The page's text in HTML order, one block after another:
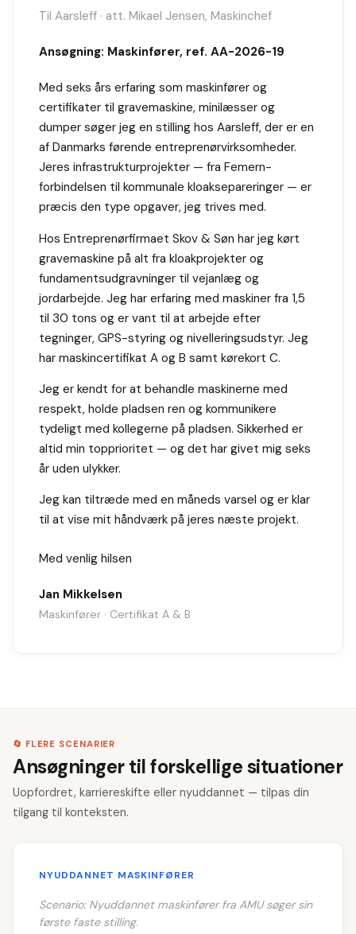
Til Aarsleff · att. Mikael Jensen, Maskinchef
Ansøgning: Maskinfører, ref. AA-2026-19
Med seks års erfaring som maskinfører og
certifikater til gravemaskine, minilæsser og
dumper søger jeg en stilling hos Aarsleff, der er en
af Danmarks førende entreprenørvirksomheder.
Jeres infrastrukturprojekter — fra Femern-
forbindelsen til kommunale kloaksepareringer — er
præcis den type opgaver, jeg trives med.
Hos Entreprenørfirmaet Skov & Søn har jeg kørt
gravemaskine på alt fra kloakprojekter og
fundamentsudgravninger til vejanlæg og
jordarbejde. Jeg har erfaring med maskiner fra 1,5
til 30 tons og er vant til at arbejde efter
tegninger, GPS-styring og nivelleringsudstyr. Jeg
har maskincertifikat A og B samt kørekort C.
Jeg er kendt for at behandle maskinerne med
respekt, holde pladsen ren og kommunikere
tydeligt med kollegerne på pladsen. Sikkerhed er
altid min topprioritet — og det har givet mig seks
år uden ulykker.
Jeg kan tiltræde med en måneds varsel og er klar
til at vise mit håndværk på jeres næste projekt.
Med venlig hilsen
Jan Mikkelsen
Maskinfører · Certifikat A & B
🔄 FLERE SCENARIER
Ansøgninger til forskellige situationer
Uopfordret, karriereskifte eller nyuddannet — tilpas din
tilgang til konteksten.
NYUDDANNET MASKINFØRER
Scenario: Nyuddannet maskinfører fra AMU søger sin
første faste stilling.